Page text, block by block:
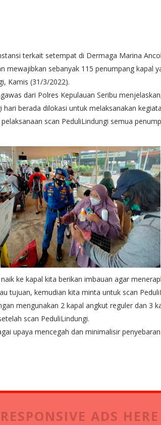
terkait setempat di Dermaga Marina
mewajibkan sebanyak 115 penumpang kapal
Kamis (31/3/2022).
dari Polres Kepulauan Seribu
berada dilokasi untuk melaksanakan
scan PeduliLindungi semua
ke kapal kita berikan imbauan agar
tujuan, kemudian kita minta untuk scan
mengunakan 2 kapal angkut reguler dan 3
scan PeduliLindungi.
upaya mencegah dan minimalisir
RESPONSIVE ADS HERE